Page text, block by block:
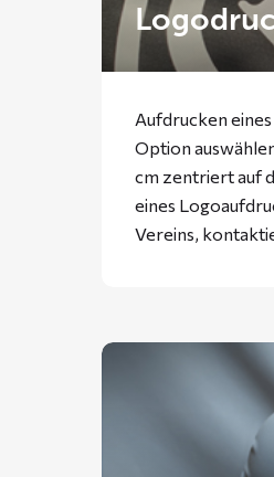
Aufdrucken
Option
cm zentriert auf
eines
Vereins,